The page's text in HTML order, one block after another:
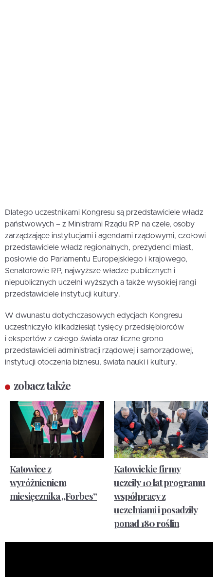
Dlatego uczestnikami Kongresu są przedstawiciele władz
państwowych – z Ministrami Rządu RP na czele, osoby
zarządzające instytucjami i agendami rządowymi, czołowi
przedstawiciele władz regionalnych, prezydenci miast,
posłowie do Parlamentu Europejskiego i krajowego,
Senatorowie RP, najwyższe władze publicznych i
niepublicznych uczelni wyższych a także wysokiej rangi
przedstawiciele instytucji kultury.
W dwunastu dotychczasowych edycjach Kongresu
uczestniczyło kilkadziesiąt tysięcy przedsiębiorców
i ekspertów z całego świata oraz liczne grono
przedstawicieli administracji rządowej i samorządowej,
instytucji otoczenia biznesu, świata nauki i kultury.
zobacz także
Katowice z
wyróżnieniem
miesięcznika „Forbes”
Katowickie firmy
uczciły 10 lat programu
współpracy z
uczelniami i posadziły
ponad 180 roślin